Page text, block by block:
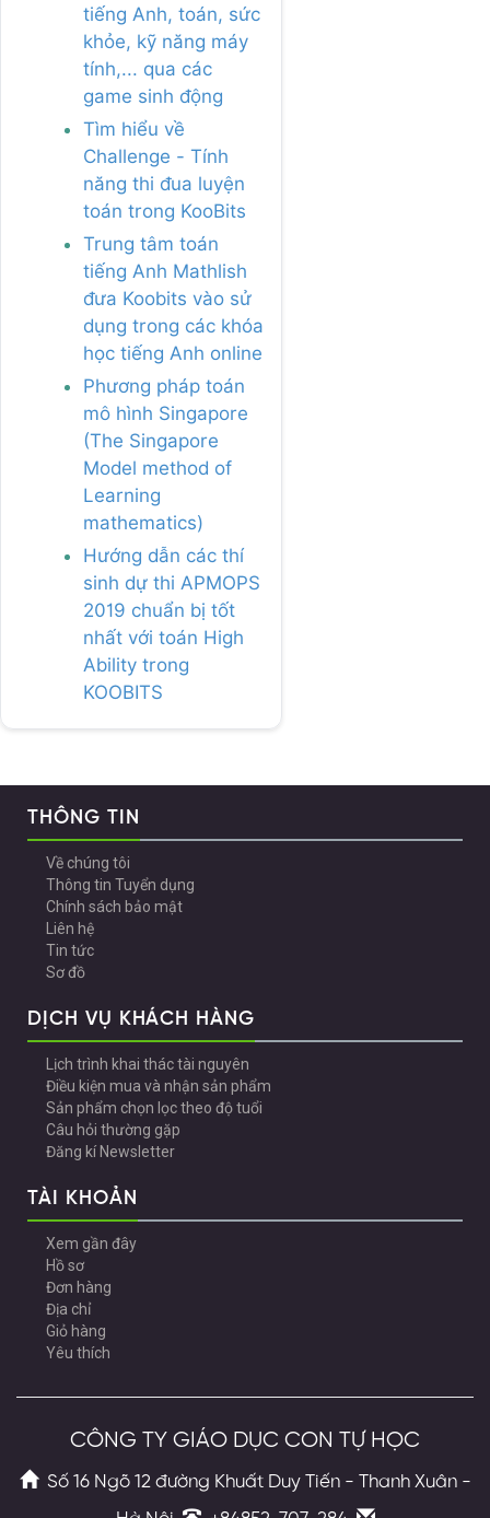
tiếng Anh, toán, sức
khỏe, kỹ năng máy
tính,... qua các
game sinh động
Tìm hiểu về
Challenge - Tính
năng thi đua luyện
toán trong KooBits
Trung tâm toán
tiếng Anh Mathlish
đưa Koobits vào sử
dụng trong các khóa
học tiếng Anh online
Phương pháp toán
mô hình Singapore
(The Singapore
Model method of
Learning
mathematics)
Hướng dẫn các thí
sinh dự thi APMOPS
2019 chuẩn bị tốt
nhất với toán High
Ability trong
KOOBITS
THÔNG TIN
Về chúng tôi
Thông tin Tuyển dụng
Chính sách bảo mật
Liên hệ
Tin tức
Sơ đồ
DỊCH VỤ KHÁCH HÀNG
Lịch trình khai thác tài nguyên
Điều kiện mua và nhận sản phẩm
Sản phẩm chọn lọc theo độ tuổi
Câu hỏi thường gặp
Đăng kí Newsletter
TÀI KHOẢN
Xem gần đây
Hồ sơ
Đơn hàng
Địa chỉ
Giỏ hàng
Yêu thích
CÔNG TY GIÁO DỤC CON TỰ HỌC
Số 16 Ngõ 12 đường Khuất Duy Tiến - Thanh Xuân -